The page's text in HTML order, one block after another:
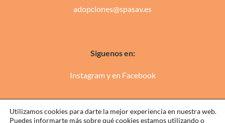
adopciones@spasav.es
Siguenos en:
Instagramy en Facebook
Utilizamos cookies para darte la mejor experiencia en nuestra web.
Puedes informarte más sobre qué cookies estamos utilizando o